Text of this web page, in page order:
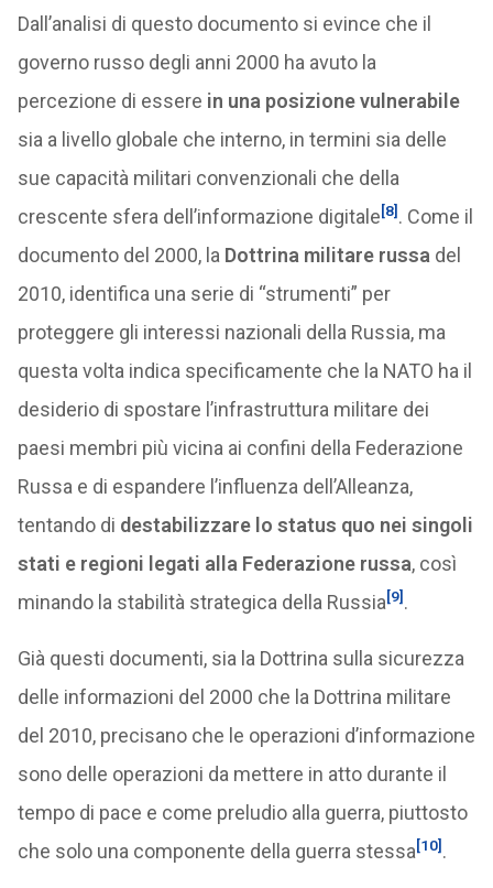
Dall’analisi di questo documento si evince che il
governo russo degli anni 2000 ha avuto la
percezione di essere in una posizione vulnerabile
sia a livello globale che interno, in termini sia delle
sue capacità militari convenzionali che della
crescente sfera dell’informazione digitale[8] . Come il
documento del 2000, la Dottrina militare russa del
2010, identifica una serie di “strumenti” per
proteggere gli interessi nazionali della Russia, ma
questa volta indica specificamente che la NATO ha il
desiderio di spostare l’infrastruttura militare dei
paesi membri più vicina ai confini della Federazione
Russa e di espandere l’influenza dell’Alleanza,
tentando di destabilizzare lo status quo nei singoli
stati e regioni legati alla Federazione russa, così
minando la stabilità strategica della Russia[9] .
Già questi documenti, sia la Dottrina sulla sicurezza
delle informazioni del 2000 che la Dottrina militare
del 2010, precisano che le operazioni d’informazione
sono delle operazioni da mettere in atto durante il
tempo di pace e come preludio alla guerra, piuttosto
che solo una componente della guerra stessa[10] .